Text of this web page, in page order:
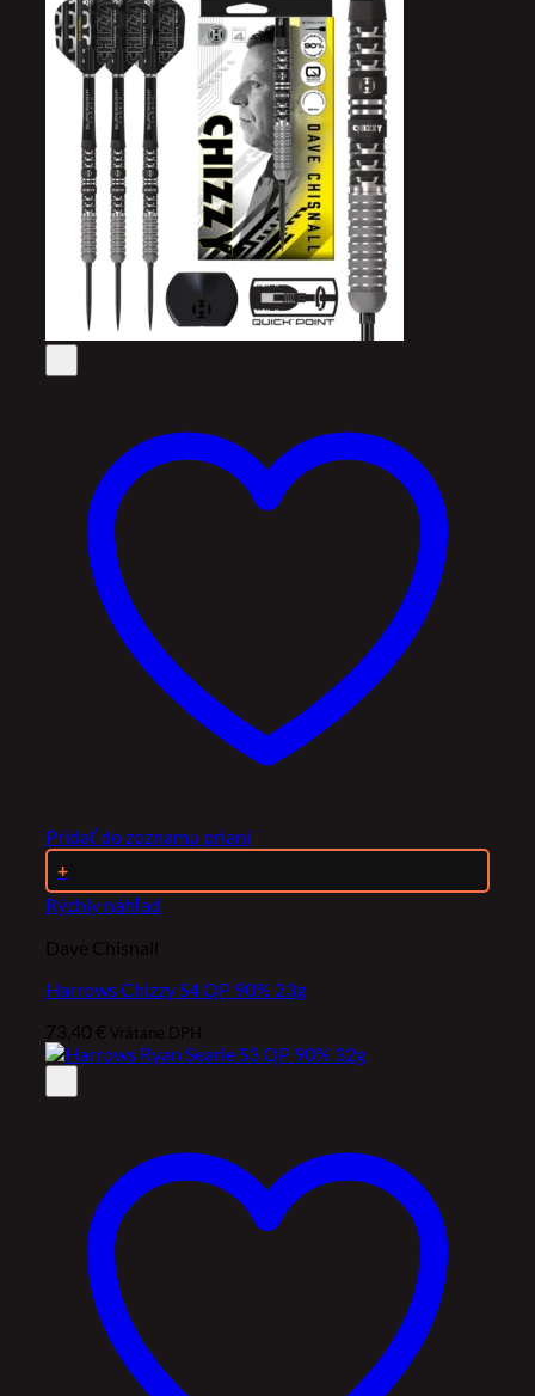
Pridať do zoznamu prianí
+
Rýchly náhľad
Dave Chisnall
Harrows Chizzy S4 QP 90% 23g
73,40 € Vrátane DPH